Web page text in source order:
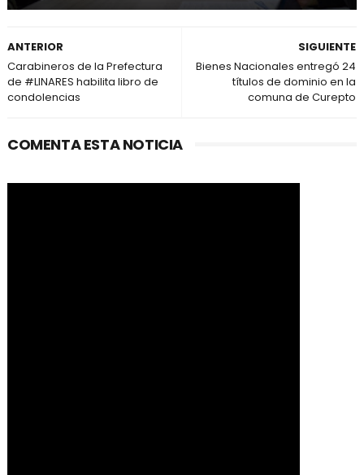
SIGUIENTE
Bienes Nacionales entregó 24
títulos de dominio en la
comuna de Curepto
ANTERIOR
Carabineros de la Prefectura
de #LINARES habilita libro de
condolencias
COMENTA ESTA NOTICIA